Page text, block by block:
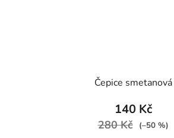
Čepice smetanová
140 Kč
280 Kč (–50 %)